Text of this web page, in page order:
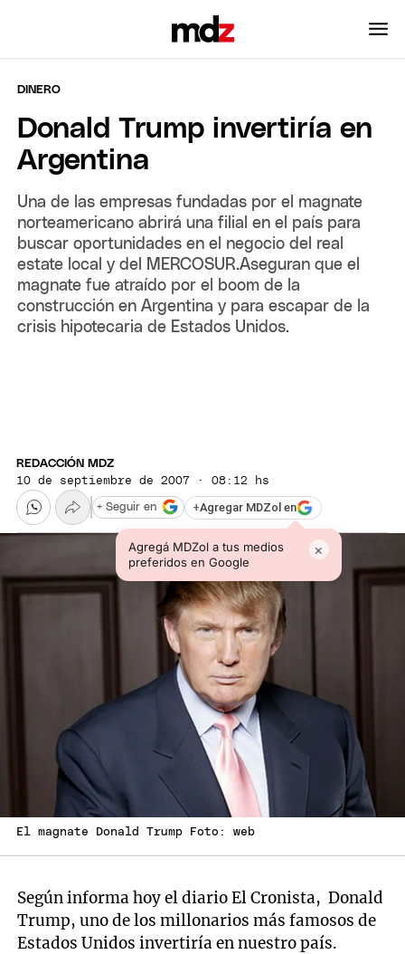
DINERO
Donald Trump invertiría en
Argentina
Una de las empresas fundadas por el magnate
norteamericano abrirá una filial en el país para
buscar oportunidades en el negocio del real
estate local y del MERCOSUR.Aseguran que el
magnate fue atraído por el boom de la
construcción en Argentina y para escapar de la
crisis hipotecaria de Estados Unidos.
REDACCIÓN MDZ
10 de septiembre de 2007 · 08:12 hs
+Agregar MDZol en
Agregá MDZol a tus medios
preferidos en Google
×
+ Seguir en
El magnate Donald Trump Foto: web
Según informa hoy el diario El Cronista, Donald
Trump, uno de los millonarios más famosos de
Estados Unidos invertiría en nuestro país.